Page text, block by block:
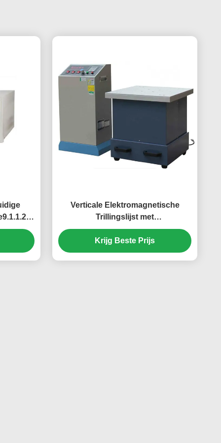
B
20mA
Verticale Elektromagnetische
Trillingslijst met
Frequentienauwkeurigheid 0.01Hz
Krijg Beste Prijs